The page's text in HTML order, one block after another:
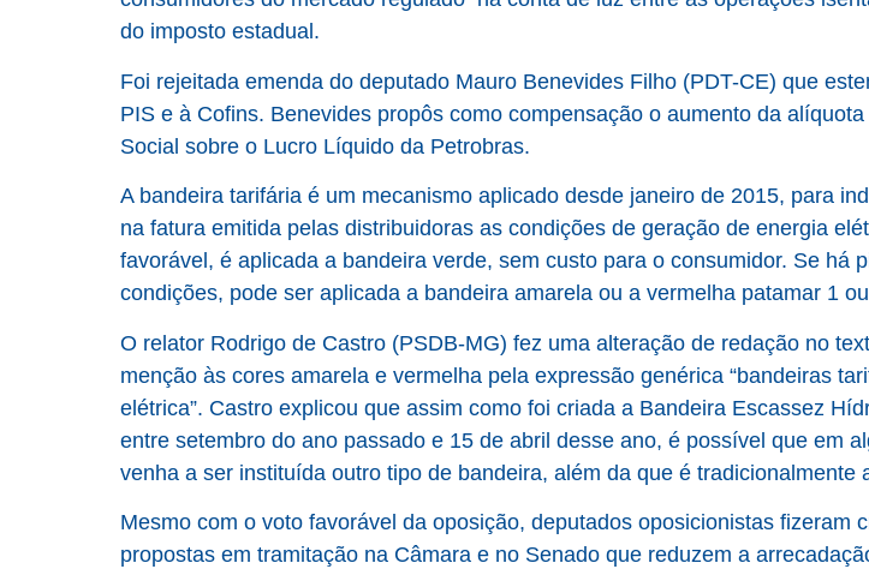
do imposto estadual.
Foi rejeitada emenda do deputado Mauro Benevides Filho (PDT-CE) que
PIS e à Cofins. Benevides propôs como compensação o aumento da
Social sobre o Lucro Líquido da Petrobras.
A bandeira tarifária é um mecanismo aplicado desde janeiro de 2015, para
na fatura emitida pelas distribuidoras as condições de geração de energia
favorável, é aplicada a bandeira verde, sem custo para o consumidor. Se há
condições, pode ser aplicada a bandeira amarela ou a vermelha patamar 1
O relator Rodrigo de Castro (PSDB-MG) fez uma alteração de redação no
menção às cores amarela e vermelha pela expressão genérica “bandeiras
elétrica”. Castro explicou que assim como foi criada a Bandeira Escassez
entre setembro do ano passado e 15 de abril desse ano, é possível que em
venha a ser instituída outro tipo de bandeira, além da que é tradicionalmente
Mesmo com o voto favorável da oposição, deputados oposicionistas fizeram
propostas em tramitação na Câmara e no Senado que reduzem a